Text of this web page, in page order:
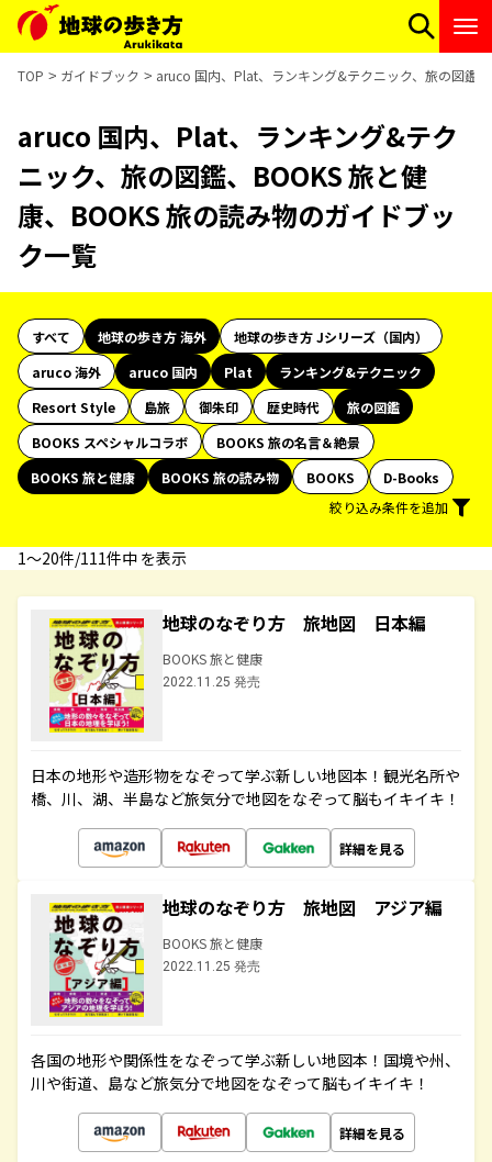
TOP ガイドブック aruco 国内、Plat、ランキング&テクニック、旅の図鑑
aruco 国内、Plat、ランキング&テク
ニック、旅の図鑑、BOOKS 旅と健
康、BOOKS 旅の読み物のガイドブッ
ク一覧
すべて 地球の歩き方 海外
地球の歩き方 Jシリーズ（国内）
aruco 海外
aruco 国内 Plat
ランキング&テクニック
Resort Style
島旅 御朱印 歴史時代
旅の図鑑
BOOKS スペシャルコラボ
BOOKS 旅の名言＆絶景
BOOKS 旅と健康
BOOKS 旅の読み物 BOOKS
D-Books
絞り込み条件を追加
1〜20件/111件中 を表示
地球のなぞり方 旅地図 日本編
BOOKS 旅と健康
2022.11.25 発売
日本の地形や造形物をなぞって学ぶ新しい地図本！観光名所や
橋、川、湖、半島など旅気分で地図をなぞって脳もイキイキ！
詳細を見る
地球のなぞり方 旅地図 アジア編
BOOKS 旅と健康
2022.11.25 発売
各国の地形や関係性をなぞって学ぶ新しい地図本！国境や州、
川や街道、島など旅気分で地図をなぞって脳もイキイキ！
詳細を見る